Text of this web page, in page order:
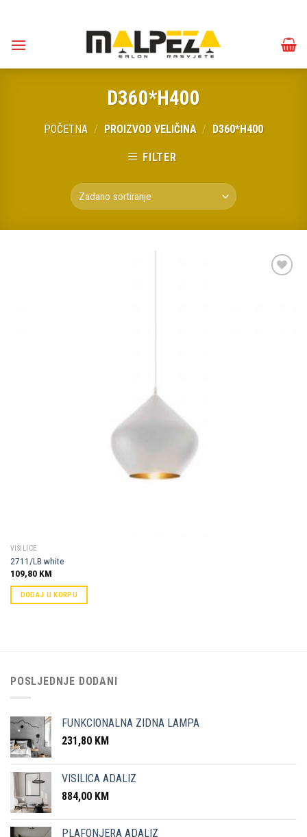
content
D360*H400
POČETNA / PROIZVOD VELIČINA / D360*H400
FILTER
VISILICE
2711/LB white
109,80 KM
DODAJ U KORPU
POSLJEDNJE DODANI
FUNKCIONALNA ZIDNA LAMPA
231,80 KM
VISILICA ADALIZ
884,00 KM
PLAFONJERA ADALIZ